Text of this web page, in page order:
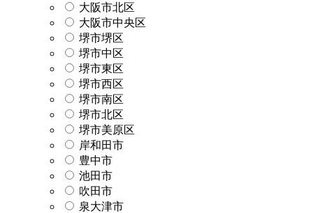
大阪市北区
大阪市中央区
堺市堺区
堺市中区
堺市東区
堺市西区
堺市南区
堺市北区
堺市美原区
岸和田市
豊中市
池田市
吹田市
泉大津市